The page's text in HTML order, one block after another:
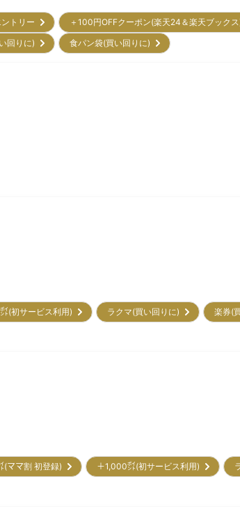
ントリー ＋100円OFFクーポン(楽天24＆楽天ブック
い回りに) 食パン袋(買い回りに)
(初サービス利用) ラクマ(買い回りに) 楽券(
(ママ割 初登録) ＋1,000㌽(初サービス利用)